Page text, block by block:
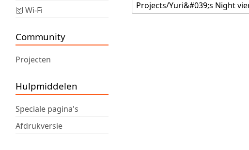
🛜 Wi-Fi
Community
Projecten
Hulpmiddelen
Speciale pagina's
Afdrukversie